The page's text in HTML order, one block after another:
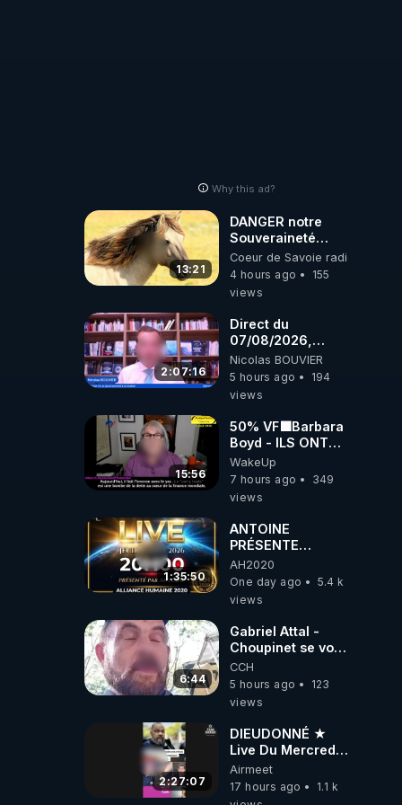
Why this ad?
13:21
DANGER notre
Souveraineté
Alimentaire est
attaqué...
Coeur de Savoie radioweb TV
4 hours ago
155
views
2:07:16
Direct du
07/08/2026,
présenté par
Nicolas BOUVIER
Nicolas BOUVIER
5 hours ago
194
views
15:56
50% VF🟩Barbara
Boyd - ILS ONT
MENTI SUR TOUT
-Jocelyne
Traduction
WakeUp
7 hours ago
349
views
1:35:50
ANTOINE
PRÉSENTE
AH2020 LE LIVE
20H ***DU
06/08/2026***
AH2020
One day ago
5.4 k
views
6:44
Gabriel Attal -
Choupinet se voit
en haut de
l'affiche
CCH
5 hours ago
123
views
2:27:07
DIEUDONNÉ ★
Live Du Mercredi
5 Août 2026
Airmeet
17 hours ago
1.1 k